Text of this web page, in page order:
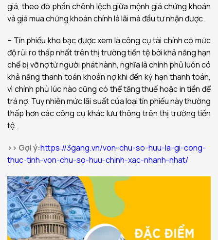
giá, theo đó phần chênh lệch giữa mệnh giá chứng khoán
và giá mua chứng khoán chính là lãi mà đầu tư nhận được.
– Tín phiếu kho bạc được xem là công cụ tài chính có mức
độ rủi ro thấp nhất trên thị trường tiền tệ bởi khả năng hạn
chế bị vỡ nợ từ người phát hành, nghĩa là chính phủ luôn có
khả năng thanh toán khoản nợ khi đến kỳ hạn thanh toán,
vì chính phủ lúc nào cũng có thể tăng thuế hoặc in tiền để
trả nợ. Tuy nhiên mức lãi suất của loại tín phiếu này thường
thấp hơn các công cụ khác lưu thông trên thị trường tiền
tệ.
>> Gợi ý:https://3gang.vn/von-chu-so-huu-la-gi-cong-
thuc-tinh-von-chu-so-huu-chinh-xac-nhanh-nhat/